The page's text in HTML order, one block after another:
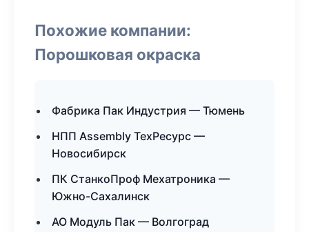
Похожие компании:
Порошковая окраска
Фабрика Пак Индустрия — Тюмень
НПП Assembly ТехРесурс —
Новосибирск
ПК СтанкоПроф Мехатроника —
Южно-Сахалинск
АО Модуль Пак — Волгоград